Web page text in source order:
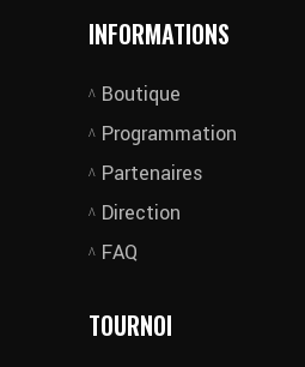
INFORMATIONS
Boutique
Programmation
Partenaires
Direction
FAQ
TOURNOI